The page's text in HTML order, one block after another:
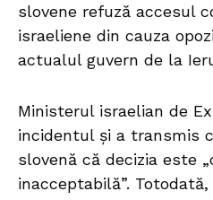
slovene refuză accesul
israeliene din cauza
actualul guvern de la
Ministerul israelian de
incidentul și a transmis
slovenă că decizia este
inacceptabilă”.